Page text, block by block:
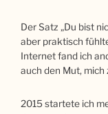
Der Satz „Du bist
aber praktisch
Internet fand ich
auch den Mut, mich
2015 startete ich